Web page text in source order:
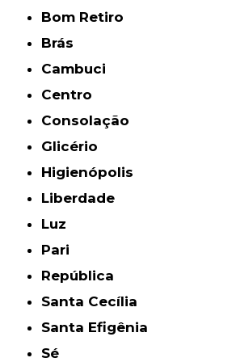
Bom Retiro
Brás
Cambuci
Centro
Consolação
Glicério
Higienópolis
Liberdade
Luz
Pari
República
Santa Cecília
Santa Efigênia
Sé